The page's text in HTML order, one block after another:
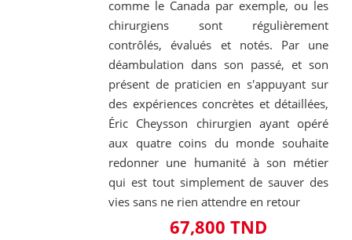
comme le Canada par exemple, ou les
chirurgiens sont régulièrement
contrôlés, évalués et notés. Par une
déambulation dans son passé, et son
présent de praticien en s'appuyant sur
des expériences concrètes et détaillées,
Éric Cheysson chirurgien ayant opéré
aux quatre coins du monde souhaite
redonner une humanité à son métier
qui est tout simplement de sauver des
vies sans ne rien attendre en retour
67,800 TND